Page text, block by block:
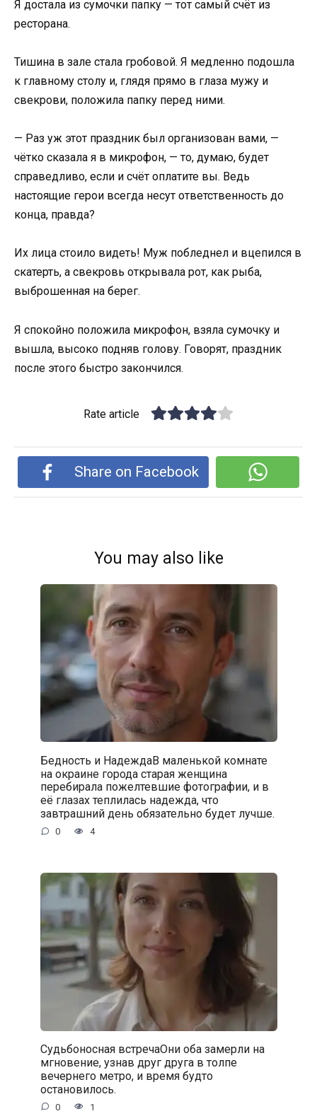
Я достала из сумочки папку — тот самый счёт из
ресторана.
Тишина в зале стала гробовой. Я медленно подошла
к главному столу и, глядя прямо в глаза мужу и
свекрови, положила папку перед ними.
— Раз уж этот праздник был организован вами, —
чётко сказала я в микрофон, — то, думаю, будет
справедливо, если и счёт оплатите вы. Ведь
настоящие герои всегда несут ответственность до
конца, правда?
Их лица стоило видеть! Муж побледнел и вцепился в
скатерть, а свекровь открывала рот, как рыба,
выброшенная на берег.
Я спокойно положила микрофон, взяла сумочку и
вышла, высоко подняв голову. Говорят, праздник
после этого быстро закончился.
Rate article
Share on Facebook
You may also like
Бедность и НадеждаВ маленькой комнате
на окраине города старая женщина
перебирала пожелтевшие фотографии, и в
её глазах теплилась надежда, что
завтрашний день обязательно будет лучше.
0 4
Судьбоносная встречаОни оба замерли на
мгновение, узнав друг друга в толпе
вечернего метро, и время будто
остановилось.
0 1